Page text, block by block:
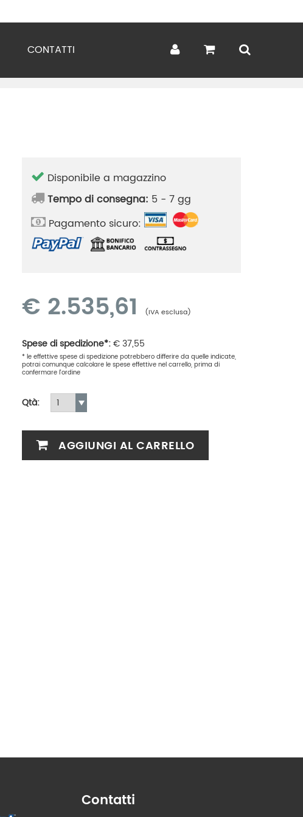
CONTATTI
Disponibile a magazzino
Tempo di consegna: 5 - 7 gg
Pagamento sicuro:
€ 2.535,61 (IVA esclusa)
Spese di spedizione*:€37,55
* le effettive spese di spedizione potrebbero differire da quelle indicate,
potrai comunque calcolare le spese effettive nel carrello, prima di
confermare l'ordine
Qtà:
AGGIUNGI AL CARRELLO
Contatti